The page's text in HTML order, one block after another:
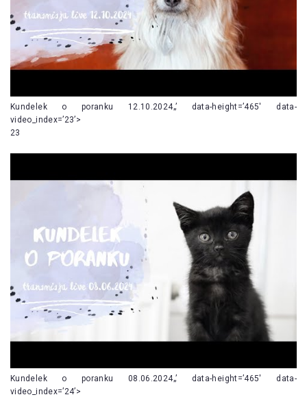
Kundelek o poranku 12.10.2024„’ data-height=’465′ data-
video_index=’23’>
23
Kundelek o poranku 08.06.2024„’ data-height=’465′ data-
video_index=’24’>